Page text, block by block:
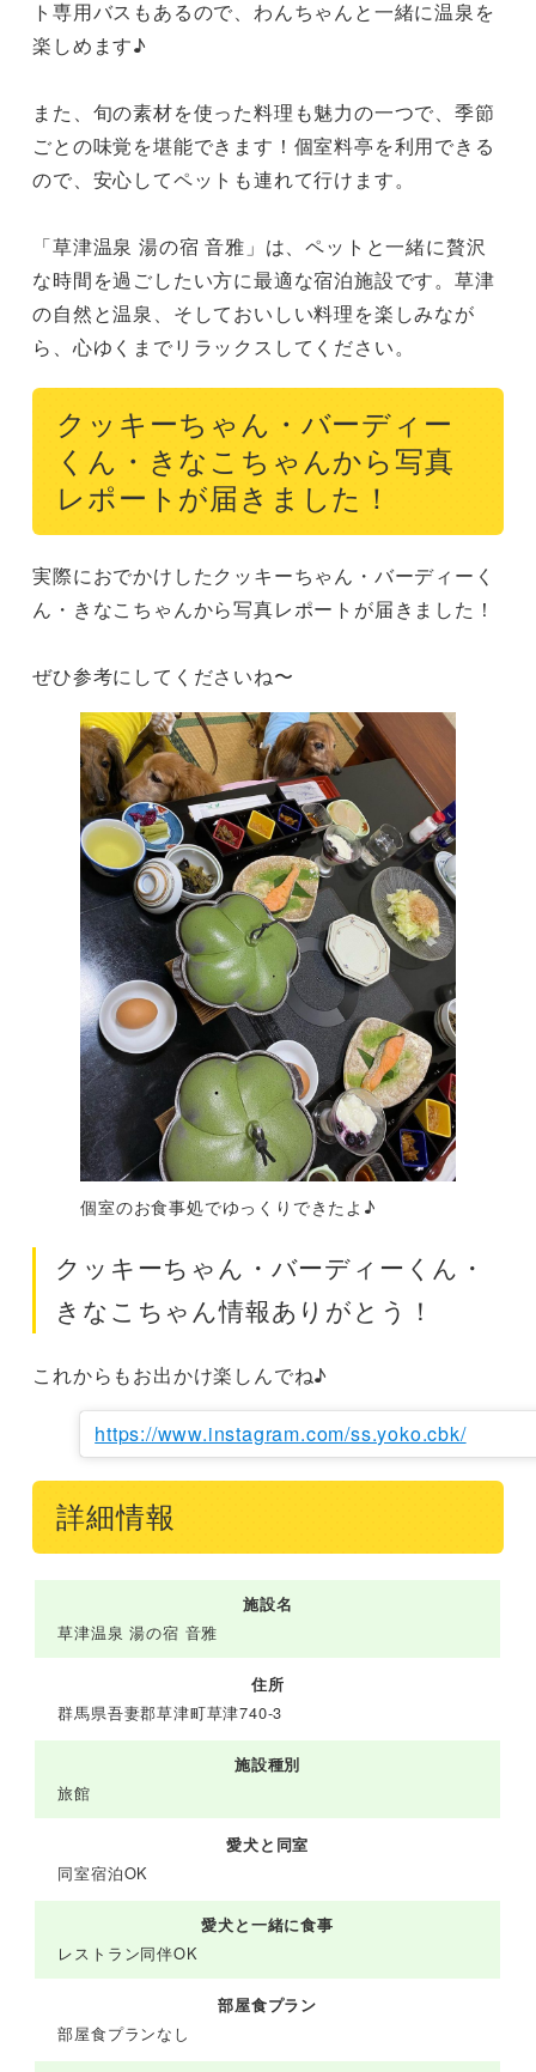
ト専用バスもあるので、わんちゃんと一緒に温泉を
楽しめます♪
また、旬の素材を使った料理も魅力の一つで、季節
ごとの味覚を堪能できます！個室料亭を利用できる
ので、安心してペットも連れて行けます。
「草津温泉 湯の宿 音雅」は、ペットと一緒に贅沢
な時間を過ごしたい方に最適な宿泊施設です。草津
の自然と温泉、そしておいしい料理を楽しみなが
ら、心ゆくまでリラックスしてください。
クッキーちゃん・バーディー
くん・きなこちゃんから写真
レポートが届きました！
実際におでかけしたクッキーちゃん・バーディーく
ん・きなこちゃんから写真レポートが届きました！
ぜひ参考にしてくださいね〜
個室のお食事処でゆっくりできたよ♪
クッキーちゃん・バーディーくん・
きなこちゃん情報ありがとう！
これからもお出かけ楽しんでね♪
https://www.instagram.com/ss.yoko.cbk/
詳細情報
施設名
草津温泉 湯の宿 音雅
住所
群馬県吾妻郡草津町草津740-3
施設種別
旅館
愛犬と同室
同室宿泊OK
愛犬と一緒に食事
レストラン同伴OK
部屋食プラン
部屋食プランなし